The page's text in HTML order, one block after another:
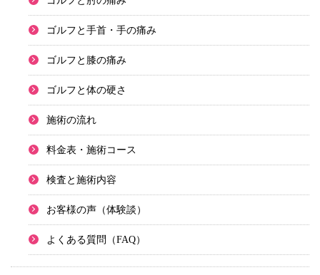
ゴルフと手首・手の痛み
ゴルフと膝の痛み
ゴルフと体の硬さ
施術の流れ
料金表・施術コース
検査と施術内容
お客様の声（体験談）
よくある質問（FAQ）